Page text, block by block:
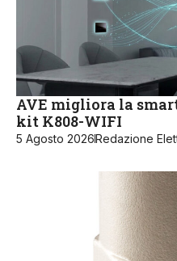
AVE migliora la
kit K808-WIFI
5 Agosto 2026Redazione